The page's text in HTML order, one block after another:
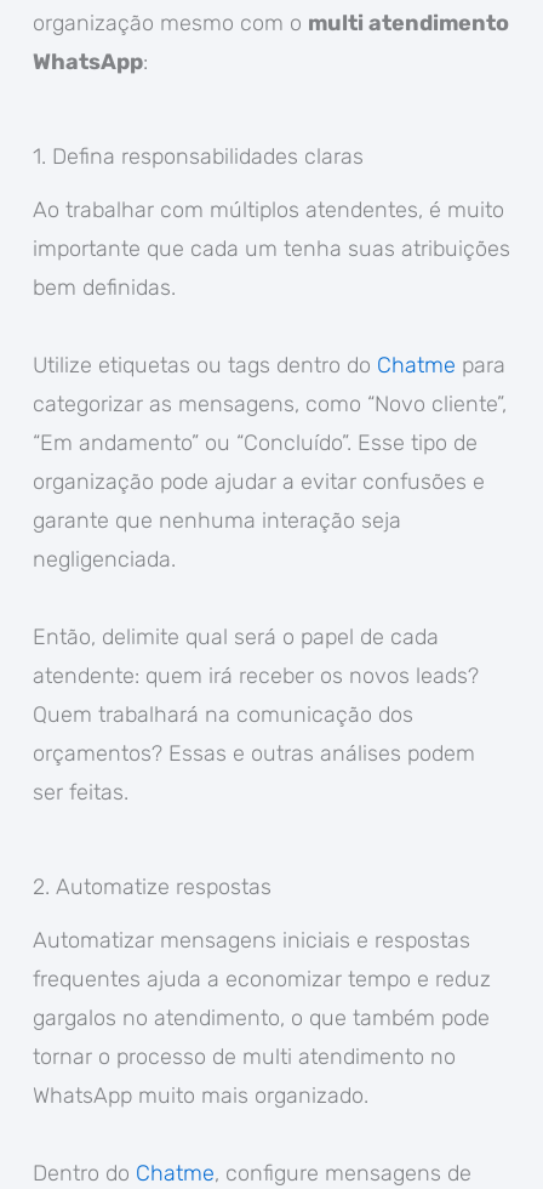
organização mesmo com o multi atendimento
WhatsApp:
1. Defina responsabilidades claras
Ao trabalhar com múltiplos atendentes, é muito
importante que cada um tenha suas atribuições
bem definidas.
Utilize etiquetas ou tags dentro do Chatme para
categorizar as mensagens, como “Novo cliente”,
“Em andamento” ou “Concluído”. Esse tipo de
organização pode ajudar a evitar confusões e
garante que nenhuma interação seja
negligenciada.
Então, delimite qual será o papel de cada
atendente: quem irá receber os novos leads?
Quem trabalhará na comunicação dos
orçamentos? Essas e outras análises podem
ser feitas.
2. Automatize respostas
Automatizar mensagens iniciais e respostas
frequentes ajuda a economizar tempo e reduz
gargalos no atendimento, o que também pode
tornar o processo de multi atendimento no
WhatsApp muito mais organizado.
Dentro do Chatme, configure mensagens de